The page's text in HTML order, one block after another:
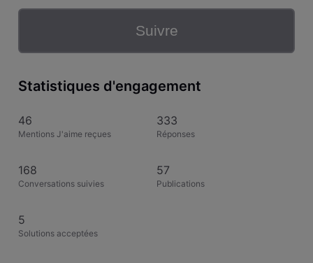
Suivre
Statistiques d'engagement
46
Mentions J'aime reçues
333
Réponses
168
Conversations suivies
57
Publications
5
Solutions acceptées